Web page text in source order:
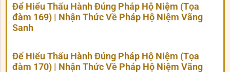
Để Hiểu Thấu Hành Đúng Pháp Hộ Niệm (Tọa
đàm 169) | Nhận Thức Về Pháp Hộ Niệm Vãng
Sanh
Để Hiểu Thấu Hành Đúng Pháp Hộ Niệm (Tọa
đàm 170) | Nhận Thức Về Pháp Hộ Niệm Vãng